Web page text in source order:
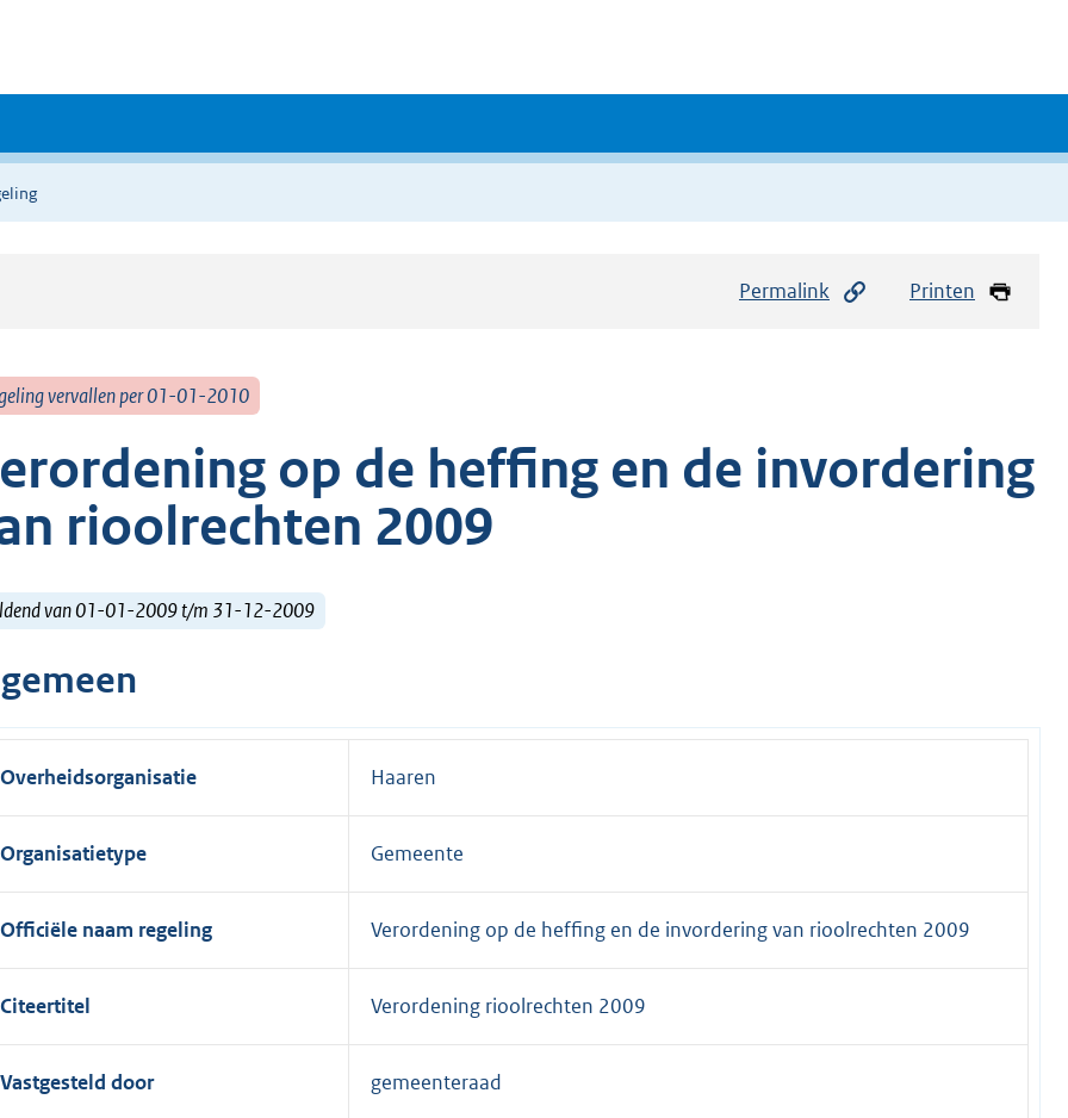
Permalink Printen
vervallen per 01-01-2010
op de heffing en de invordering
rioolrechten 2009
van 01-01-2009 t/m 31-12-2009
Overheidsorganisatie Haaren
Organisatietype Gemeente
Officiële naam regeling Verordening op de heffing en de invordering van rioolrechten 2009
Citeertitel Verordening rioolrechten 2009
Vastgesteld door gemeenteraad